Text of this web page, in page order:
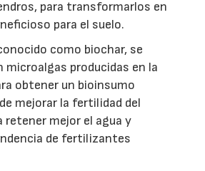
para transformarlos en
para el suelo.
como biochar, se
microalgas producidas en la
obtener un bioinsumo
mejorar la fertilidad del
retener mejor el agua y
de fertilizantes